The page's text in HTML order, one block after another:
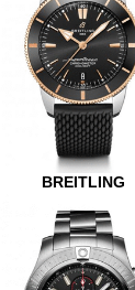
BREITLING